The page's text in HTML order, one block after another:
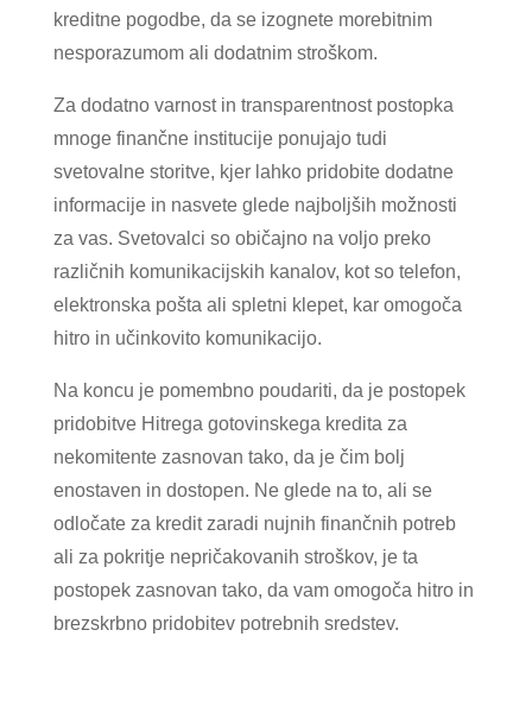
kreditne pogodbe, da se izognete morebitnim
nesporazumom ali dodatnim stroškom.
Za dodatno varnost in transparentnost postopka
mnoge finančne institucije ponujajo tudi
svetovalne storitve, kjer lahko pridobite dodatne
informacije in nasvete glede najboljših možnosti
za vas. Svetovalci so običajno na voljo preko
različnih komunikacijskih kanalov, kot so telefon,
elektronska pošta ali spletni klepet, kar omogoča
hitro in učinkovito komunikacijo.
Na koncu je pomembno poudariti, da je postopek
pridobitve Hitrega gotovinskega kredita za
nekomitente zasnovan tako, da je čim bolj
enostaven in dostopen. Ne glede na to, ali se
odločate za kredit zaradi nujnih finančnih potreb
ali za pokritje nepričakovanih stroškov, je ta
postopek zasnovan tako, da vam omogoča hitro in
brezskrbno pridobitev potrebnih sredstev.